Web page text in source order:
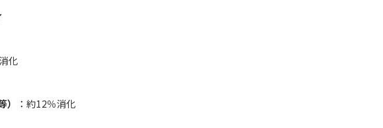
化
：約12％消化